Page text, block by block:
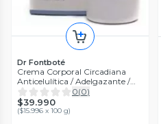
Dr Fontboté
Crema Corporal Circadiana
Anticelulítica / Adelgazante /
Reafirmante 250g
0(0)
$39.990
($15.996 x 100 g)